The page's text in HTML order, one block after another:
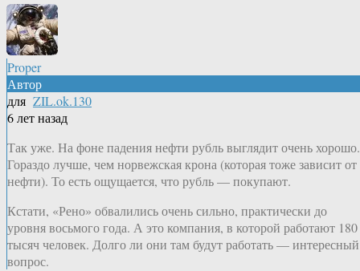
Proper
Автор
для ZIL.ok.130
6 лет назад
Так уже. На фоне падения нефти рубль выглядит очень хорошо.
Гораздо лучше, чем норвежская крона (которая тоже зависит от
нефти). То есть ощущается, что рубль — покупают.
Кстати, «Рено» обвалились очень сильно, практически до
уровня восьмого года. А это компания, в которой работают 180
тысяч человек. Долго ли они там будут работать — интересный
вопрос.